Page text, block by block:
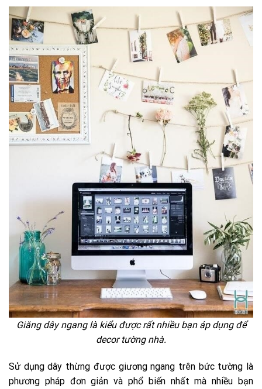
Giăng dây ngang là kiểu được rất nhiều bạn áp dụng để
decor tường nhà.
Sử dụng dây thừng được giương ngang trên bức tường là
phương pháp đơn giản và phổ biến nhất mà nhiều bạn